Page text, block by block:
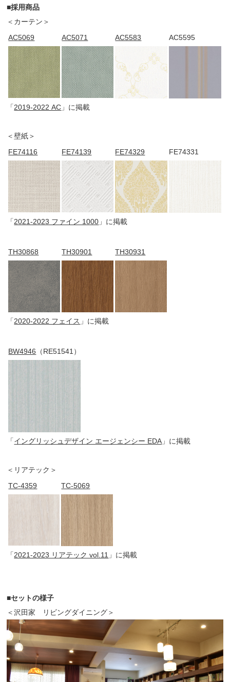
■採用商品
＜カーテン＞
AC5069
AC5071 AC5583 AC5595
「2019-2022 AC 」に掲載
＜壁紙＞
FE74116
FE74139 FE74329 FE74331
「2021-2023 ファイン 1000 」に掲載
TH30868 TH30901 TH30931
「2020-2022 フェイス 」に掲載
BW4946 （RE51541）
「イングリッシュデザイン エージェンシー EDA 」に掲載
＜リアテック＞
TC-4359
TC-5069
「2021-2023 リアテック vol.11 」に掲載
■セットの様子
＜沢田家 リビングダイニング＞